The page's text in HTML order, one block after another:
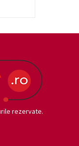
rezervate.